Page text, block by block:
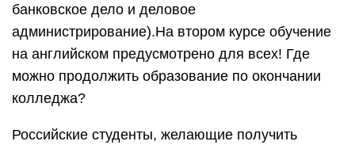
банковское дело и деловое
администрирование).На втором курсе обучение
на английском предусмотрено для всех! Где
можно продолжить образование по окончании
колледжа?
Российские студенты, желающие получить